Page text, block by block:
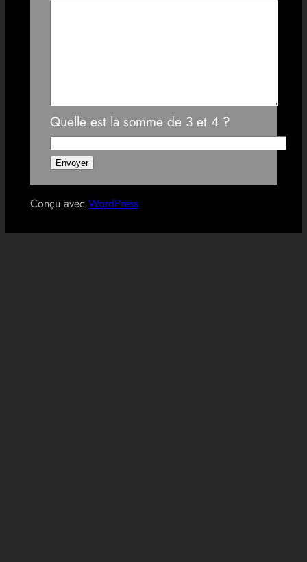
Quelle est la somme de 3 et 4 ?
Conçu avec WordPress